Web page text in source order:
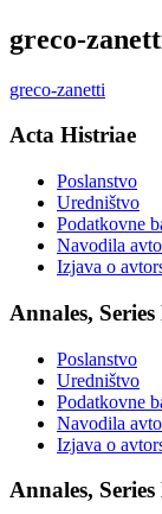
greco-
greco-zanetti
Acta Histriae
Poslanstvo
Uredništvo
Podatkovne
Navodila
Izjava o
Annales,
Poslanstvo
Uredništvo
Podatkovne
Navodila
Izjava o
Annales,